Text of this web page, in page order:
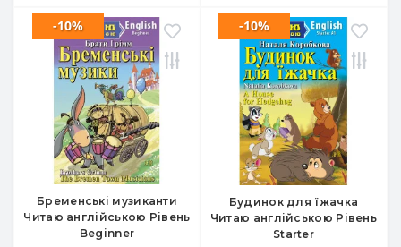
Бременські музиканти
Читаю англійською Рівень
Beginner
-10%
Будинок для їжачка
Читаю англійською Рівень
Starter
-10%